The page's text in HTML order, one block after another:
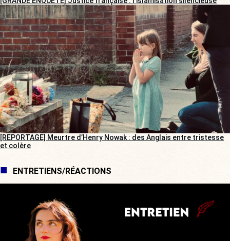
[REPORTAGE] Meurtre d’Henry Nowak : des Anglais entre tristesse
et colère
ENTRETIENS/RÉACTIONS